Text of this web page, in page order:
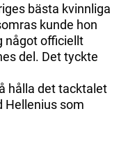
bästa kvinnliga
kunde hon
något officiellt
del. Det tyckte
hålla det tacktalet
Hellenius som